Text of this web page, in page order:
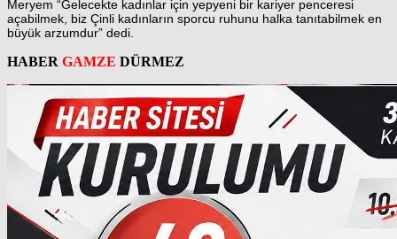
Meryem “Gelecekte kadınlar için yepyeni bir kariyer penceresi
açabilmek, biz Çinli kadınların sporcu ruhunu halka tanıtabilmek en
büyük arzumdur” dedi.
HABER GAMZE DÜRMEZ